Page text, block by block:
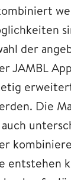
der
JAMBL
Die
entstehen